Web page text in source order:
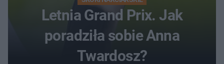
Letnia Grand Prix. Jak
poradziła sobie Anna
Twardosz?